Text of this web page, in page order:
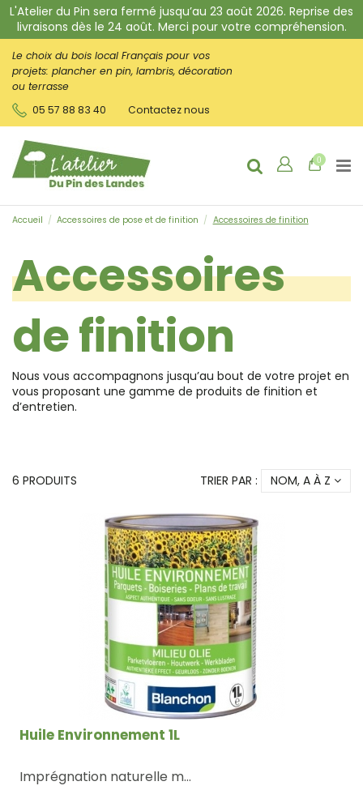
L'Atelier du Pin sera fermé jusqu’au 23 août 2026. Reprise des
livraisons dès le 24 août. Merci pour votre compréhension.
Le choix du bois local Français pour vos
projets: plancher en pin, lambris, décoration
ou terrasse
05 57 88 83 40 Contactez nous
0
Accueil Accessoires de pose et de finition Accessoires de finition
Accessoires
de finition
Nous vous accompagnons jusqu’au bout de votre projet en
vous proposant une gamme de produits de finition et
d’entretien.
6 PRODUITS TRIER PAR : NOM, A À Z
Huile Environnement 1L
Imprégnation naturelle mate. Formule Biosourcée, testée selon la norme NF-EN16640, non issue de l’agriculture biologique.